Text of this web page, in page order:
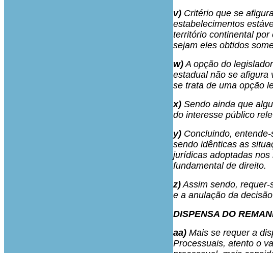
v) Critério que se
estabelecimentos
território continental
sejam eles obtidos
w)A opção do
estadual não se afigura
se trata de uma opção
x) Sendo ainda que
do interesse público
y) Concluindo,
sendo idênticas as
jurídicas adoptadas
fundamental de direito.
z)Assim sendo,
e a anulação da
DISPENSA DO
aa) Mais se requer a
Processuais, atento o